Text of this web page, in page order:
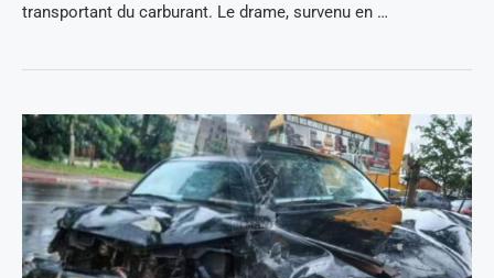
transportant du carburant. Le drame, survenu en …